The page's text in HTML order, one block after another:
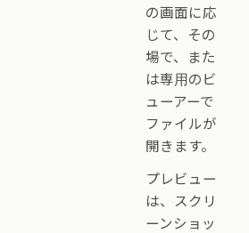
の画面に応
じて、その
場で、また
は専用のビ
ューアーで
ファイルが
開きます。
プレビュー
は、スクリ
ーンショッ